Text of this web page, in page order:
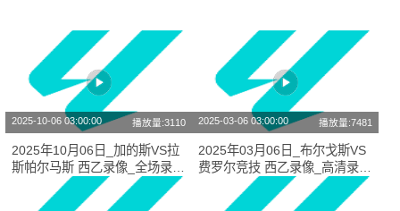
2025-10-06 03:00:00 播放量:3110
2025年10月06日_加的斯VS拉
斯帕尔马斯 西乙录像_全场录像
【全场回放】
2025-03-06 03:00:00 播放量:7481
2025年03月06日_布尔戈斯VS
费罗尔竞技 西乙录像_高清录像
【全场回放】